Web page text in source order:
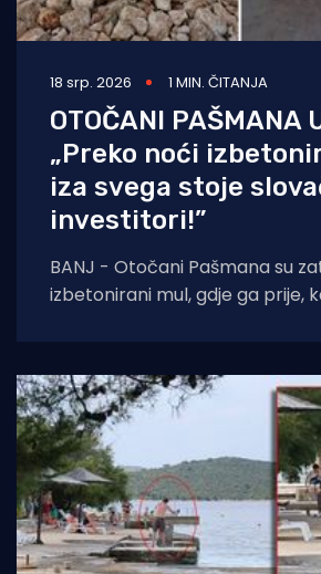
18 srp. 2026 1 MIN. ČITANJA
OTOČANI PAŠMANA
„Preko noći
iza svega stoje
investitori!”
BANJ - Otočani Pašmana su
izbetonirani mul, gdje ga prije,